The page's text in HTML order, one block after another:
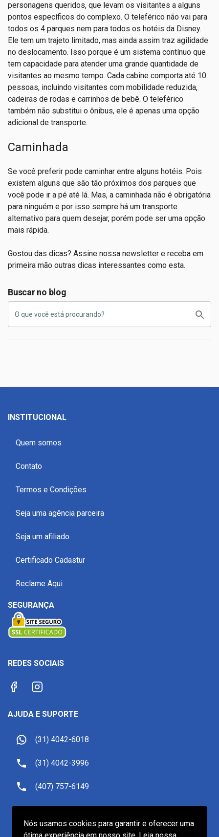
personagens queridos, que levam os visitantes a alguns
pontos específicos do complexo. O teleférico não vai para
todos os 4 parques nem para todos os hotéis da Disney.
Ele tem um trajeto limitado, mas ainda assim traz agilidade
no deslocamento. Isso porque é um sistema contínuo que
tem capacidade para atender uma grande quantidade de
visitantes ao mesmo tempo. Cada cabine comporta até 10
pessoas, incluindo visitantes com mobilidade reduzida,
cadeiras de rodas e carrinhos de bebê. O teleférico
também não substitui o ônibus, ele é apenas uma opção
adicional de transporte.
Caminhada
Se você preferir pode caminhar entre alguns hotéis. Pois
existem alguns que são tão próximos dos parques que
você pode ir a pé até lá. Mas, a caminhada não é obrigatória
para ninguém e por isso sempre há um transporte
alternativo para quem desejar, porém pode ser uma opção
mais rápida.
Gostou das dicas? Assine nossa newsletter e receba em
primeira mão outras dicas interessantes como esta.
Buscar no blog
INSTITUCIONAL
Quem somos
Contato
Termos e Condições
Seja uma agência parceira
Seja um afiliado
Certificado Cadastur
Reclame Aqui
SEGURANÇA
REDES SOCIAIS
AJUDA E SUPORTE
(31) 4042-6018
(31) 4042-3996
(407) 757-6149
Nós usamos cookies para garantir e oferecer uma